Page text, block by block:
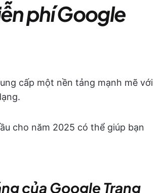
phí Google
cấp một nền tảng mạnh mẽ với
cho năm 2025 có thể giúp bạn
của Google Trang